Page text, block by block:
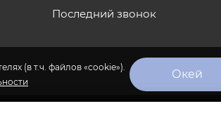
(в т.ч. файлов «cookie»).
Окей
Последний звонок